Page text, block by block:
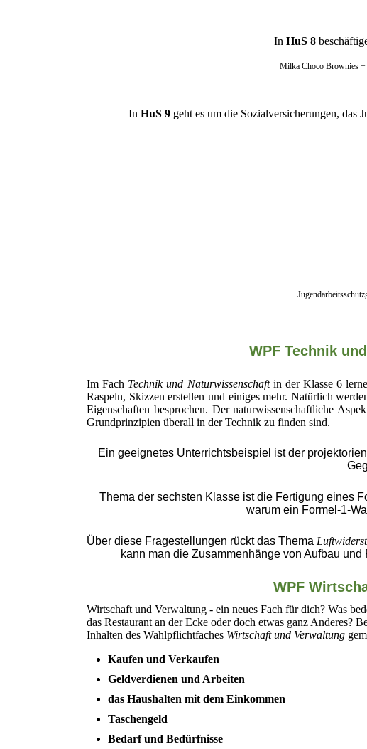
In HuS 8
Milka Choco Brownies
In HuS 9 geht es um die Sozialversicherungen, das
WPF Technik
Im Fach Technik und Naturwissenschaft in der Klasse 6
Raspeln, Skizzen erstellen und einiges mehr. Natürlich
Eigenschaften besprochen. Der naturwissenschaftliche
Grundprinzipien überall in der Technik zu finden sind.
Ein geeignetes Unterrichtsbeispiel ist der
Thema der sechsten Klasse ist die Fertigung eines
warum ein Formel-1-
Über diese Fragestellungen rückt das Thema
kann man die Zusammenhänge von Aufbau
WPF
Wirtschaft und Verwaltung - ein neues Fach für dich? Was
das Restaurant an der Ecke oder doch etwas ganz Anderes?
Inhalten des Wahlpflichtfaches Wirtschaft und Verwaltung
Kaufen und Verkaufen
Geldverdienen und Arbeiten
das Haushalten mit dem Einkommen
Taschengeld
Bedarf und Bedürfnisse